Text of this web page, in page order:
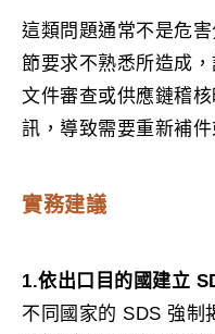
這類問題通常不是危
節要求不熟悉所造成
文件審查或供應鏈稽
訊，導致需要重新補件
實務建議
1.依出口目的國建立
不同國家的 SDS 強制